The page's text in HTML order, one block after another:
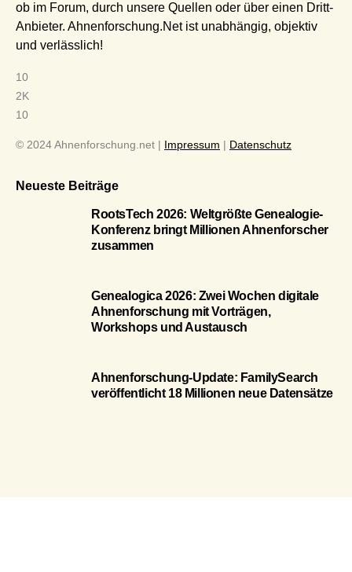
ob im Forum, durch unsere Quellen oder über einen Dritt-
Anbieter. Ahnenforschung.Net ist unabhängig, objektiv
und verlässlich!
10
2K
10
© 2024 Ahnenforschung.net | Impressum | Datenschutz
Neueste Beiträge
RootsTech 2026: Weltgrößte Genealogie-
Konferenz bringt Millionen Ahnenforscher
zusammen
Genealogica 2026: Zwei Wochen digitale
Ahnenforschung mit Vorträgen,
Workshops und Austausch
Ahnenforschung-Update: FamilySearch
veröffentlicht 18 Millionen neue Datensätze